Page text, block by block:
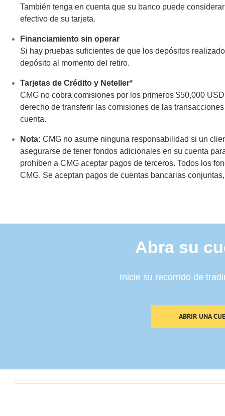
También tenga en cuenta que su banco puede
efectivo de su tarjeta.
Financiamiento sin operar
Si hay pruebas suficientes de que los depósitos
depósito al momento del retiro.
Tarjetas de Crédito y Neteller*
CMG no cobra comisiones por los primeros $50,000
derecho de transferir las comisiones de las
cuenta.
Nota: CMG no asume ninguna responsabilidad si un
asegurarse de tener fondos adicionales en su cuenta
prohíben a CMG aceptar pagos de terceros. Todos los
CMG. Se aceptan pagos de cuentas bancarias
Abra su
Inicie su recorrido de
ABRIR UNA